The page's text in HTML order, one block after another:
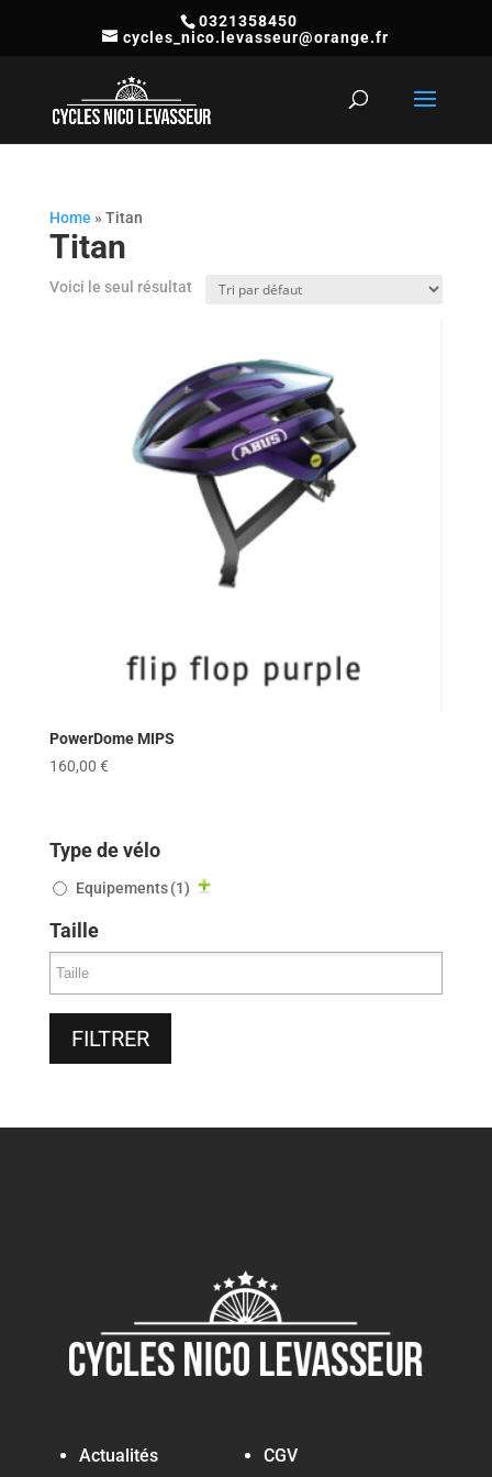
0321358450
cycles_nico.levasseur@orange.fr
Home » Titan
Titan
Voici le seul résultat
PowerDome MIPS
160,00 €
Type de vélo
Equipements (1)
Taille
FILTRER
Actualités CGV